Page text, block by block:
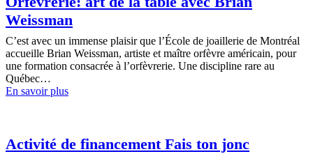
Weissman
C’est avec un immense plaisir que l’École de joaillerie de Montréal
accueille Brian Weissman, artiste et maître orfèvre américain, pour
une formation consacrée à l’orfèvrerie. Une discipline rare au
Québec…
En savoir plus
Activité de financement Fais ton jonc